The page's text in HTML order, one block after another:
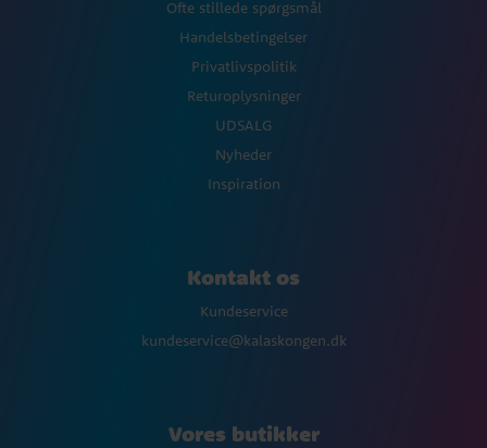
Ofte stillede spørgsmål
Handelsbetingelser
Privatlivspolitik
Returoplysninger
UDSALG
Nyheder
Inspiration
Kontakt os
Kundeservice
kundeservice@kalaskongen.dk
Vores butikker